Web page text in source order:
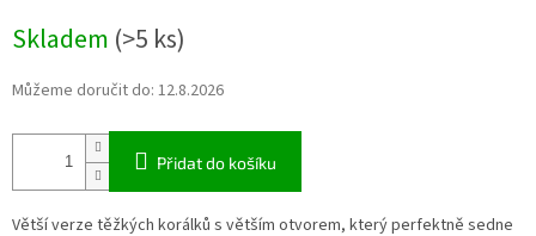
cena:
Skladem (>5 ks)
Můžeme doručit do: 12.8.2026
Přidat do košíku
Větší verze těžkých korálků s větším otvorem, který perfektně sedne